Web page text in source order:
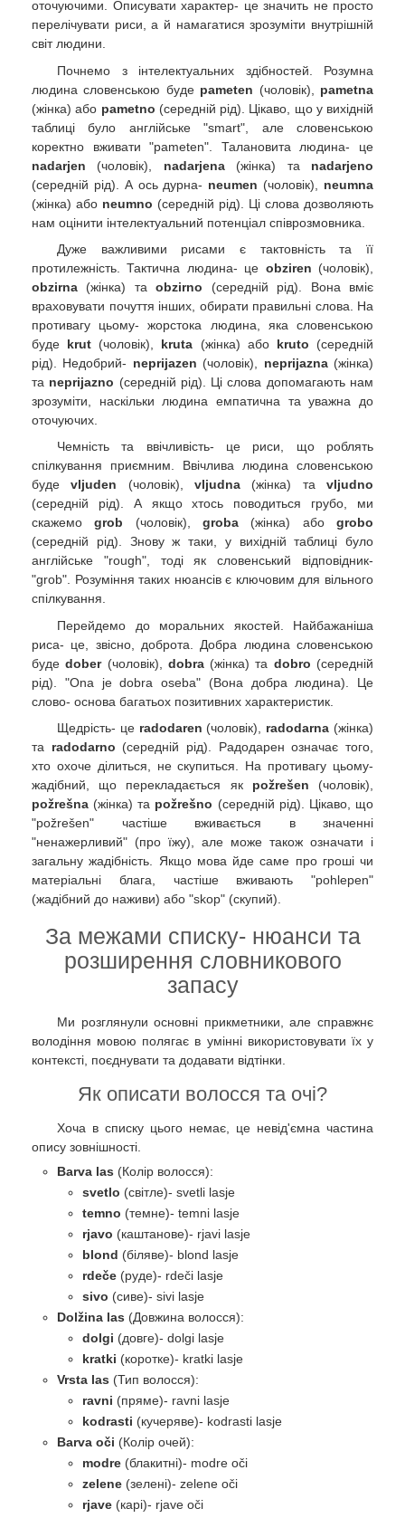
оточуючими. Описувати характер- це значить не просто
перелічувати риси, а й намагатися зрозуміти внутрішній
світ людини.
Почнемо з інтелектуальних здібностей. Розумна
людина словенською буде pameten (чоловік), pametna
(жінка) або pametno (середній рід). Цікаво, що у вихідній
таблиці було англійське "smart", але словенською
коректно вживати "pameten". Талановита людина- це
nadarjen (чоловік), nadarjena(жінка) та nadarjeno
(середній рід). А ось дурна- neumen (чоловік), neumna
(жінка) або neumno (середній рід). Ці слова дозволяють
нам оцінити інтелектуальний потенціал співрозмовника.
Дуже важливими рисами є тактовність та її
протилежність. Тактична людина- це obziren (чоловік),
obzirna (жінка) таobzirno (середній рід). Вона вміє
враховувати почуття інших, обирати правильні слова. На
противагу цьому- жорстока людина, яка словенською
буде krut (чоловік), kruta (жінка) або kruto (середній
рід). Недобрий- neprijazen (чоловік), neprijazna(жінка)
та neprijazno (середній рід). Ці слова допомагають нам
зрозуміти, наскільки людина емпатична та уважна до
оточуючих.
Чемність та ввічливість- це риси, що роблять
спілкування приємним. Ввічлива людина словенською
будеvljuden (чоловік),vljudna (жінка) таvljudno
(середній рід). А якщо хтось поводиться грубо, ми
скажемоgrob (чоловік),groba (жінка) абоgrobo
(середній рід). Знову ж таки, у вихідній таблиці було
англійське "rough", тоді як словенський відповідник-
"grob". Розуміння таких нюансів є ключовим для вільного
спілкування.
Перейдемо до моральних якостей. Найбажаніша
риса- це, звісно, доброта. Добра людина словенською
будеdober(чоловік), dobra(жінка) та dobro (середній
рід). "Ona je dobra oseba" (Вона добра людина). Це
слово- основа багатьох позитивних характеристик.
Щедрість- це radodaren (чоловік), radodarna (жінка)
та radodarno (середній рід). Радодарен означає того,
хто охоче ділиться, не скупиться. На противагу цьому-
жадібний, що перекладається як požrešen (чоловік),
požrešna (жінка) та požrešno (середній рід). Цікаво, що
"požrešen" частіше вживається в значенні
"ненажерливий" (про їжу), але може також означати і
загальну жадібність. Якщо мова йде саме про гроші чи
матеріальні блага, частіше вживають "pohlepen"
(жадібний до наживи) або "skop" (скупий).
За межами списку- нюанси та
розширення словникового
запасу
Ми розглянули основні прикметники, але справжнє
володіння мовою полягає в умінні використовувати їх у
контексті, поєднувати та додавати відтінки.
Як описати волосся та очі?
Хоча в списку цього немає, це невід'ємна частина
опису зовнішності.
Barva las (Колір волосся):
svetlo (світле)- svetli lasje
temno (темне)- temni lasje
rjavo (каштанове)- rjavi lasje
blond (біляве)- blond lasje
rdeče (руде)- rdeči lasje
sivo (сиве)- sivi lasje
Dolžina las (Довжина волосся):
dolgi (довге)- dolgi lasje
kratki (коротке)- kratki lasje
Vrsta las (Тип волосся):
ravni (пряме)- ravni lasje
kodrasti (кучеряве)- kodrasti lasje
Barva oči (Колір очей):
modre (блакитні)- modre oči
zelene (зелені)- zelene oči
rjave (карі)- rjave oči